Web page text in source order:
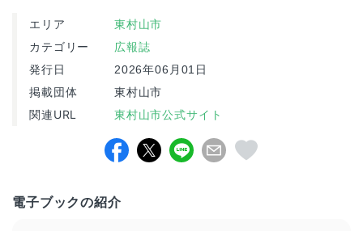
エリア 東村山市
カテゴリー 広報誌
発行日 2026年06月01日
掲載団体 東村山市
関連URL 東村山市公式サイト
電子ブックの紹介